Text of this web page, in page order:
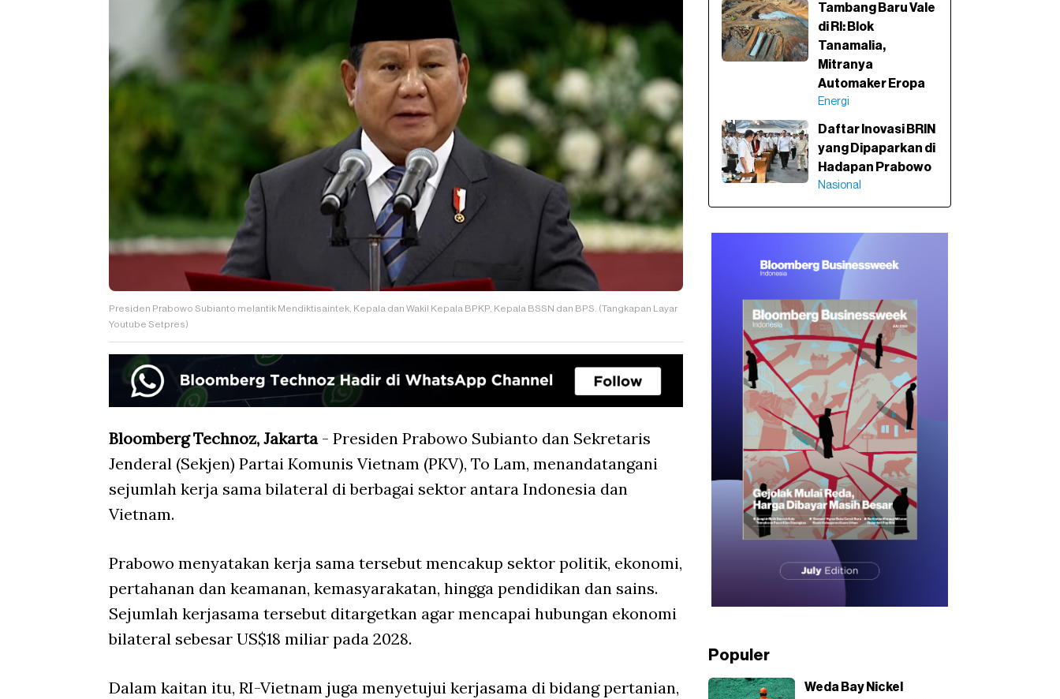
Presiden Prabowo Subianto melantik Mendiktisaintek, Kepala dan Wakil Kepala BPKP, Kepala BSSN dan BPS. (Tangkapan Layar
Youtube Setpres)
Bloomberg Technoz, Jakarta- Presiden Prabowo Subianto dan Sekretaris
Jenderal (Sekjen) Partai Komunis Vietnam (PKV), To Lam, menandatangani
sejumlah kerja sama bilateral di berbagai sektor antara Indonesia dan
Vietnam.
Prabowo menyatakan kerja sama tersebut mencakup sektor politik, ekonomi,
pertahanan dan keamanan, kemasyarakatan, hingga pendidikan dan sains.
Sejumlah kerjasama tersebut ditargetkan agar mencapai hubungan ekonomi
bilateral sebesar US$18 miliar pada 2028.
Dalam kaitan itu, RI-Vietnam juga menyetujui kerjasama di bidang pertanian,
Tambang Baru Vale
di RI: Blok
Tanamalia,
Mitranya
Automaker Eropa
Energi
Daftar Inovasi BRIN
yang Dipaparkan di
Hadapan Prabowo
Nasional
Populer
Weda Bay Nickel